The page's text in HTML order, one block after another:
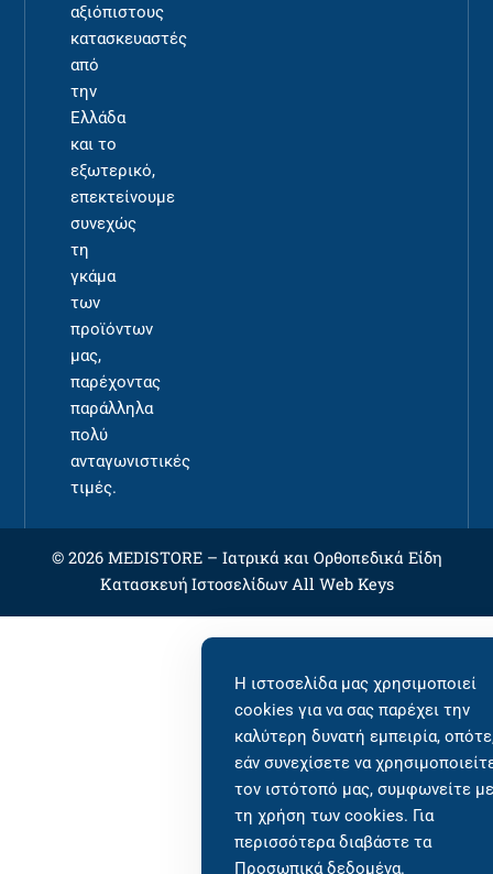
αξιόπιστους
κατασκευαστές
από
την
Ελλάδα
και το
εξωτερικό,
επεκτείνουμε
συνεχώς
τη
γκάμα
των
προϊόντων
μας,
παρέχοντας
παράλληλα
πολύ
ανταγωνιστικές
τιμές.
© 2026 MEDISTORE – Ιατρικά και Ορθοπεδικά Είδη
Κατασκευή ΙστοσελίδωνAll Web Keys
Η ιστοσελίδα μας χρησιμοποιεί
cookies για να σας παρέχει την
καλύτερη δυνατή εμπειρία,
εάν συνεχίσετε να
τον ιστότοπό μας, συμφωνείτε με
τη χρήση των cookies. Για
περισσότερα διαβάστε τα
Προσωπικά δεδομένα.